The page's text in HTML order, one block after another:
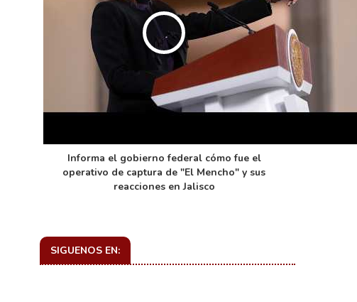
Informa el gobierno federal cómo fue el
operativo de captura de "El Mencho" y sus
reacciones en Jalisco
SIGUENOS EN: